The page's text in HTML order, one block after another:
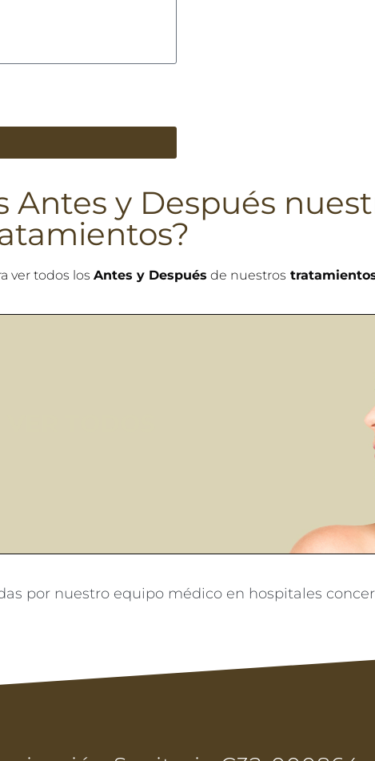
Antes y Después
ver todos los Antes y Después de nuestros
por nuestro equipo médico en hospitales